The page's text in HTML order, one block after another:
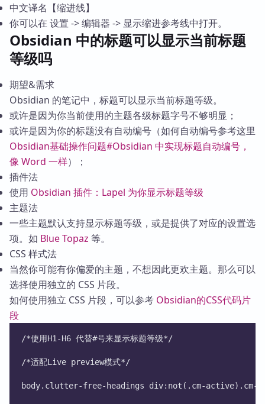
中文译名【缩进线】
你可以在 设置 -> 编辑器 -> 显示缩进参考线中打开。
Obsidian 中的标题可以显示当前标题
等级吗
期望&需求
Obsidian 的笔记中，标题可以显示当前标题等级。
或许是因为你当前使用的主题各级标题字号不够明显；
或许是因为你的标题没有自动编号（如何自动编号参考这里
Obsidian基础操作问题#Obsidian 中实现标题自动编号，
像 Word 一样）；
插件法
使用 Obsidian 插件：Lapel 为你显示标题等级
主题法
一些主题默认支持显示标题等级，或是提供了对应的设置选
项。如 Blue Topaz 等。
CSS 样式法
当然你可能有你偏爱的主题，不想因此更欢主题。那么可以
选择使用独立的 CSS 片段。
如何使用独立 CSS 片段，可以参考 Obsidian的CSS代码片
段
/*使用H1-H6 代替#号来显示标题等级*/
/*适配Live preview模式*/
body.clutter-free-headings div:not(.cm-active).cm-